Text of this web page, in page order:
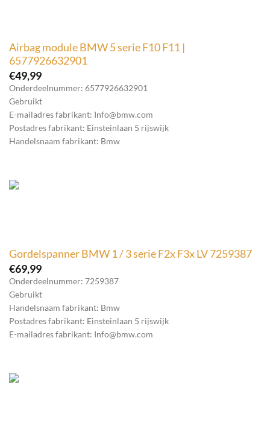
Airbag module BMW 5 serie F10 F11 |
6577926632901
€49,99
Onderdeelnummer: 6577926632901
Gebruikt
E-mailadres fabrikant: Info@bmw.com
Postadres fabrikant: Einsteinlaan 5 rijswijk
Handelsnaam fabrikant: Bmw
Gordelspanner BMW 1 / 3 serie F2x F3x LV 7259387
€69,99
Onderdeelnummer: 7259387
Gebruikt
Handelsnaam fabrikant: Bmw
Postadres fabrikant: Einsteinlaan 5 rijswijk
E-mailadres fabrikant: Info@bmw.com